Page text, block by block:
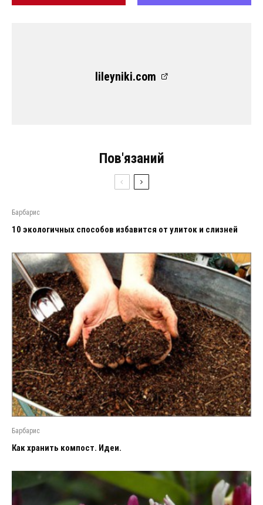
lileyniki.com
Пов'язаний
Барбарис
10 экологичных способов избавится от улиток и слизней
Барбарис
Как хранить компост. Идеи.